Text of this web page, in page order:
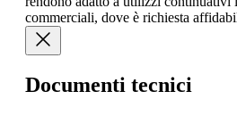
commerciali, dove è richiesta
Documenti tecnici